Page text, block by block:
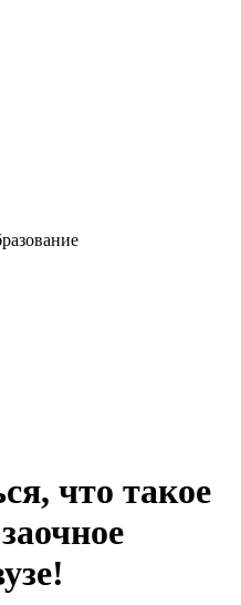
что такое